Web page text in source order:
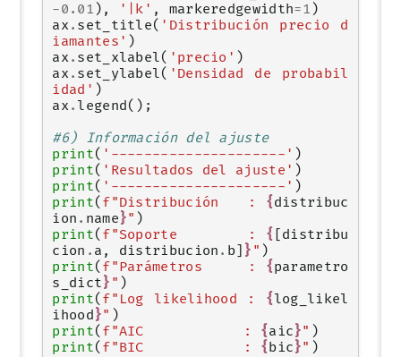
-0.01 ), '|k' , markeredgewidth= 1 )
ax . set_title( 'Distribución precio d
iamantes' )
ax . set_xlabel( 'precio' )
ax . set_ylabel( 'Densidad de probabil
idad' )
ax . legend();
#6) Información del ajuste
print( '---------------------' )
print( 'Resultados del ajuste' )
print( '---------------------' )
print( f"Distribución   : {distribuc
ion . name}" )
print( f"Soporte        : { [distribu
cion . a , distribucion . b] } " )
print( f"Parámetros     : {parametro
s_dict} " )
print( f"Log likelihood : {log_likel
ihood}" )
print( f"AIC            : {aic}" )
print( f"BIC            : {bic}" )